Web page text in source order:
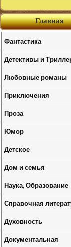
Главная
Фантастика
Детективы и
Любовные романы
Приключения
Проза
Юмор
Детское
Дом и семья
Наука, Образование
Справочная
Духовность
Документальная